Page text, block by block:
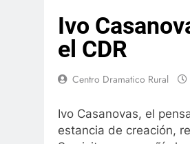
Ivo
el CDR
Centro Dramatico Rural
Ivo Casanovas, el
estancia de creación,